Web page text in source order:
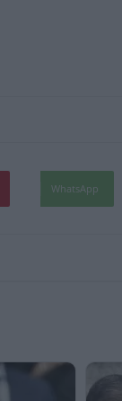
WhatsApp